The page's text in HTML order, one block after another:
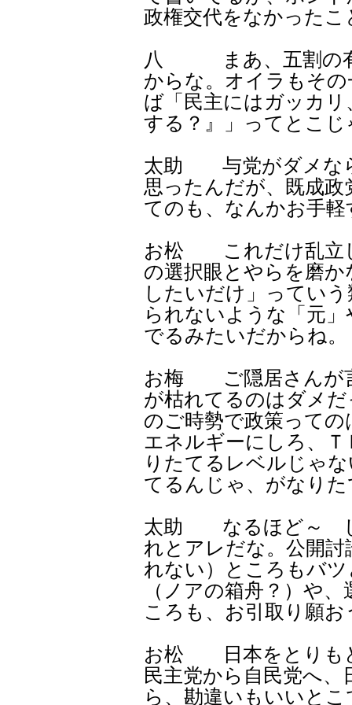
政権交代をなかった
八 まあ、五割の有
からな。オイラもそ
ば「民主にはガッカ
する？』」ってとこじ
太助 与党がダメな
思ったんだが、既成
てのも、なんかお手
お松 これだけ乱立
の選択眼とやらを磨
したいだけ」ってい
られないような「元
でるみたいだからね。
お梅 ご隠居さんが
が枯れてるのはダメ
のご時勢で政策って
エネルギーにしろ、
りたてるレベルじゃ
てるんじゃ、がなり
太助 なるほど～ じ
れとアレだな。公開
れない）ところもバ
（ノアの箱舟？）や
ころも、お引取り願
お松 日本をとりも
民主党から自民党へ
ら、勘違いもいいと